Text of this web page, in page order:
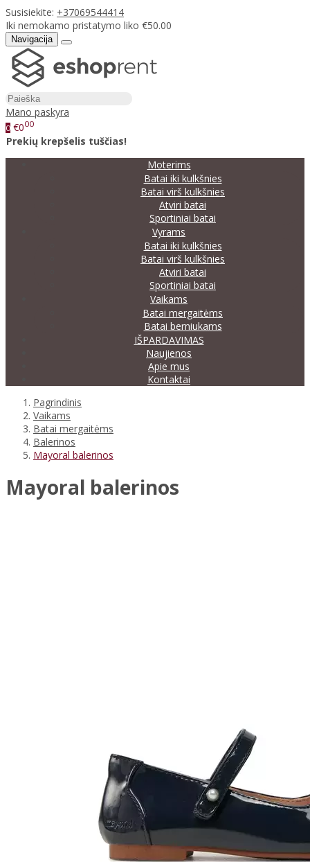
Susisiekite: +37069544414
Iki nemokamo pristatymo liko €50.00
Navigacija
Mano paskyra
0 €000
Prekių krepšelis tuščias!
Moterims
Batai iki kulkšnies
Batai virš kulkšnies
Atviri batai
Sportiniai batai
Vyrams
Batai iki kulkšnies
Batai virš kulkšnies
Atviri batai
Sportiniai batai
Vaikams
Batai mergaitėms
Batai berniukams
IŠPARDAVIMAS
Naujienos
Apie mus
Kontaktai
Pagrindinis
Vaikams
Batai mergaitėms
Balerinos
Mayoral balerinos
Mayoral balerinos